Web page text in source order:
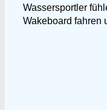
Wassersportler
Wakeboard fahren